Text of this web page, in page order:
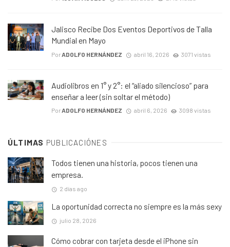
Jalisco Recibe Dos Eventos Deportivos de Talla
Mundial en Mayo
Por ADOLFO HERNÁNDEZ abril 16, 2026 3071 vistas
Audiolibros en 1° y 2°: el “aliado silencioso” para
enseñar a leer (sin soltar el método)
PorADOLFO HERNÁNDEZ abril 6, 2026 3098 vistas
ÚLTIMAS PUBLICACIÓNES
Todos tienen una historia, pocos tienen una
empresa.
2 días ago
La oportunidad correcta no siempre es la más sexy
julio 28, 2026
Cómo cobrar con tarjeta desde el iPhone sin